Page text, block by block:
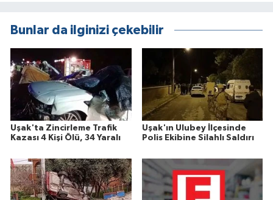
Bunlar da ilginizi çekebilir
Uşak'ta Zincirleme Trafik
Kazası 4 Kişi Ölü, 34 Yaralı
Uşak'ın Ulubey İlçesinde
Polis Ekibine Silahlı Saldırı